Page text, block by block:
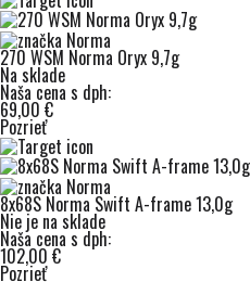
270 WSM Norma Oryx 9,7g
Na sklade
Naša cena s dph:
69,00 €
Pozrieť
8x68S Norma Swift A-frame 13,0g
Nie je na sklade
Naša cena s dph:
102,00 €
Pozrieť